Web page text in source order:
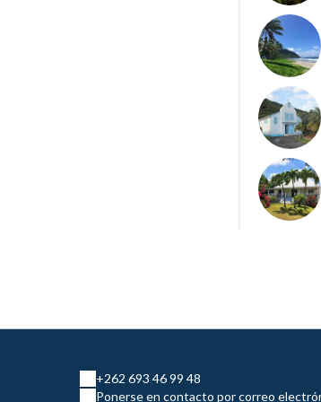
+262 693 46 99 48
Ponerse en contacto por correo